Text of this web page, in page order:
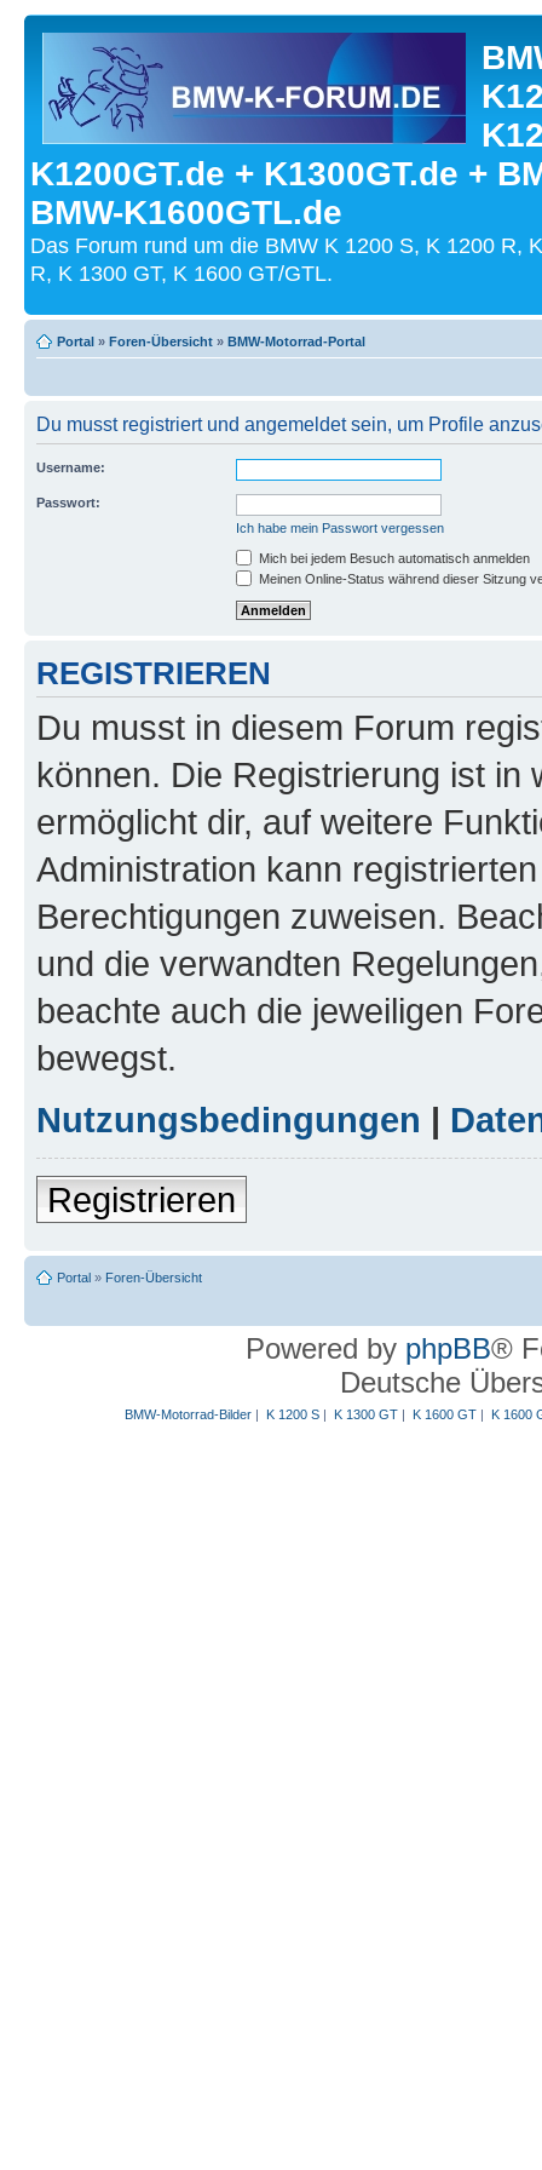
K1200GT.de + K1300GT.de +
BMW-K1600GTL.de
Das Forum rund um die BMW K 1200 S, K 1200 R,
R, K 1300 GT, K 1600 GT/GTL.
Portal » Foren-Übersicht » BMW-Motorrad-Portal
Du musst registriert und angemeldet sein, um Profile
Username:
Passwort:
Ich habe mein Passwort vergessen
Mich bei jedem Besuch automatisch anmelden
Meinen Online-Status während dieser Sitzung
REGISTRIEREN
Du musst in diesem Forum
können. Die Registrierung ist in
ermöglicht dir, auf weitere
Administration kann
Berechtigungen zuweisen.
und die verwandten
beachte auch die jeweiligen
bewegst.
Nutzungsbedingungen |
Registrieren
Portal » Foren-Übersicht
Powered by phpBB®
Deutsche
BMW-Motorrad-Bilder| K 1200 S| K 1300 GT| K 1600 GT| K 1600